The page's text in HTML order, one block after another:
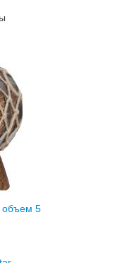
объем 5